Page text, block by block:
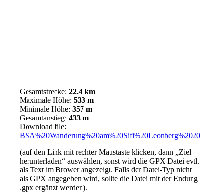
Gesamtstrecke: 22.4 km
Maximale Höhe: 533 m
Minimale Höhe: 357 m
Gesamtanstieg: 433 m
Download file:
(auf den Link mit rechter Maustaste klicken, dann „Ziel
herunterladen“ auswählen, sonst wird die GPX Datei evtl.
als Text im Brower angezeigt. Falls der Datei-Typ nicht
als GPX angegeben wird, sollte die Datei mit der Endung
.gpx ergänzt werden).